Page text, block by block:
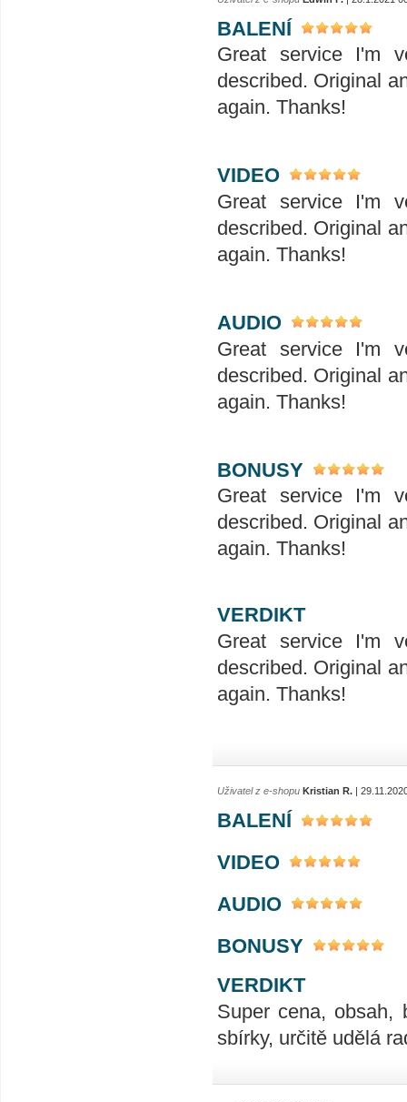
BALENÍ
Great service I'm
described. Original
again. Thanks!
VIDEO
Great service I'm
described. Original
again. Thanks!
AUDIO
Great service I'm
described. Original
again. Thanks!
BONUSY
Great service I'm
described. Original
again. Thanks!
VERDIKT
Great service I'm
described. Original
again. Thanks!
Uživatel z e-shopu Kristian R. |
BALENÍ
VIDEO
AUDIO
BONUSY
VERDIKT
Super cena, obsah,
sbírky, určitě udělá